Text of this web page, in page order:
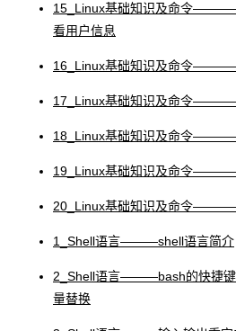
15_Linux基础知识及命令
看用户信息
16_Linux基础知识及命令
17_Linux基础知识及命令
18_Linux基础知识及命令
19_Linux基础知识及命令
20_Linux基础知识及命令
1_Shell语言―――shell语言简介
2_Shell语言―――bash的快捷键
量替换